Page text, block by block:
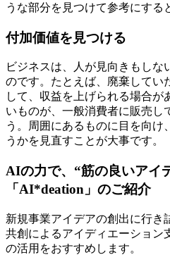
うな部分を見つけて参考にする
付加価値を見つける
ビジネスは、人が見向きもしな
のです。たとえば、廃棄してい
して、収益を上げられる場合が
いものが、一般消費者に販売し
う。周囲にあるものに目を向
うかを見直すことが大事です。
AIの力で、“筋の良いアイ
「AI*deation」のご紹介
新規事業アイデアの創出に行き
共創によるアイディエーション
の活用をおすすめします。